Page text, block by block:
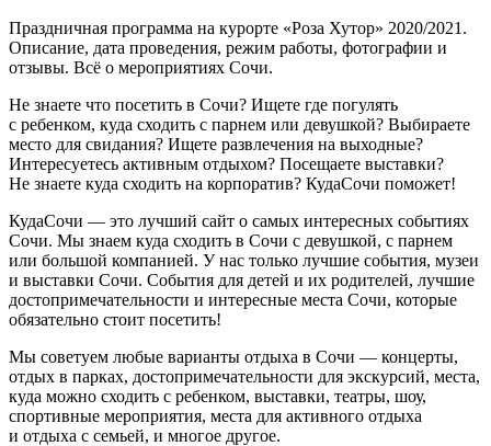
Праздничная программа на курорте «Роза Хутор» 2020/2021.
Описание, дата проведения, режим работы, фотографии и
отзывы. Всё о мероприятиях Сочи.
Не знаете что посетить в Сочи? Ищете где погулять
с ребенком, куда сходить с парнем или девушкой? Выбираете
место для свидания? Ищете развлечения на выходные?
Интересуетесь активным отдыхом? Посещаете выставки?
Не знаете куда сходить на корпоратив? КудаСочи поможет!
КудаСочи — это лучший сайт о самых интересных событиях
Сочи. Мы знаем куда сходить в Сочи с девушкой, с парнем
или большой компанией. У нас только лучшие события, музеи
и выставки Сочи. События для детей и их родителей, лучшие
достопримечательности и интересные места Сочи, которые
обязательно стоит посетить!
Мы советуем любые варианты отдыха в Сочи — концерты,
отдых в парках, достопримечательности для экскурсий, места,
куда можно сходить с ребенком, выставки, театры, шоу,
спортивные мероприятия, места для активного отдыха
и отдыха с семьей, и многое другое.